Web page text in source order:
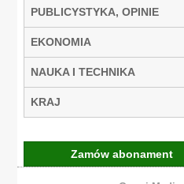
PUBLICYSTYKA, OPINIE
EKONOMIA
NAUKA I TECHNIKA
KRAJ
Zamów abonament